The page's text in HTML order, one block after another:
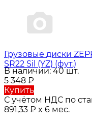
Грузовые диски
SR22 Sil (YZ) (фут.)
В наличии: 40 шт.
5 348 ₽
Купить
С учётом НДС по
891,33 ₽ x 6 мес.